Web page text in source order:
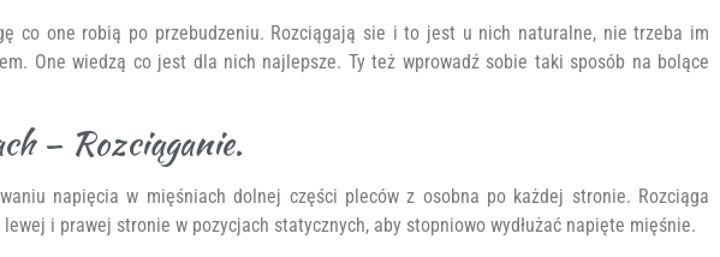
co one robią po przebudzeniu. Rozciągają sie i to jest u nich naturalne, nie trzeba im
One wiedzą co jest dla nich najlepsze. Ty też wprowadź sobie taki sposób na bolące
– Rozciąganie.
napięcia w mięśniach dolnej części pleców z osobna po każdej stronie. Rozciąga
i prawej stronie w pozycjach statycznych, aby stopniowo wydłużać napięte mięśnie.